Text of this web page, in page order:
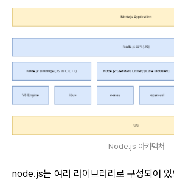
Node.js 아키텍처
node.js는 여러 라이브러리로 구성되어